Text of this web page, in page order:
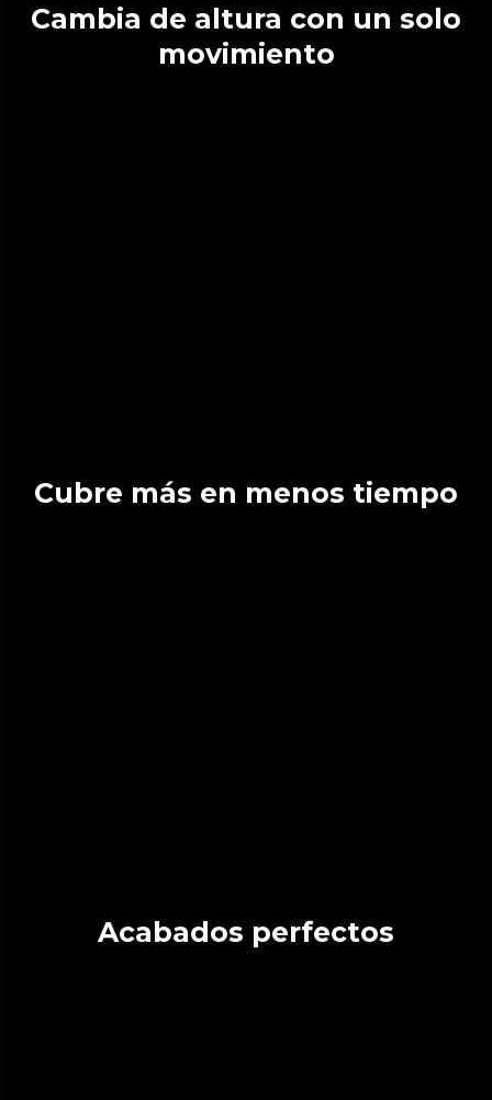
Cambia de altura con un solo
movimiento
Cubre más en menos tiempo
Acabados perfectos